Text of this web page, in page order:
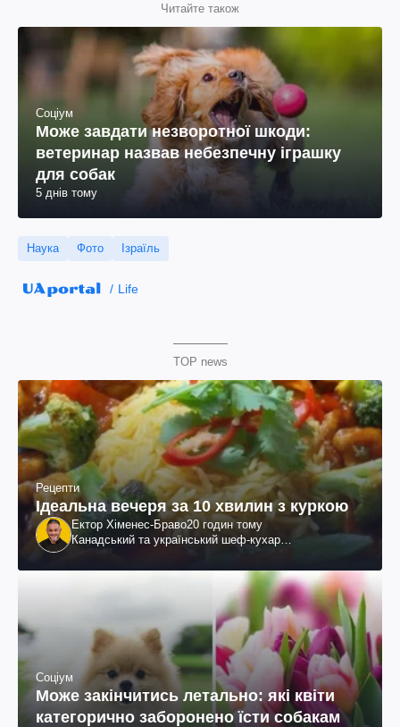
Читайте також
Соціум
Може завдати незворотної шкоди:
ветеринар назвав небезпечну іграшку
для собак
5 днів тому
Наука Фото Ізраїль
Life
TOP news
Рецепти
Ідеальна вечеря за 10 хвилин з куркою
Ектор Хіменес-Браво20 годин тому
Канадський та український шеф-кухар
Соціум
Може закінчитись летально: які квіти
категорично заборонено їсти собакам